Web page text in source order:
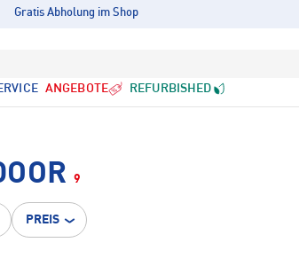
Gratis Abholung im Shop
ANGEBOTE REFURBISHED
9
PREIS